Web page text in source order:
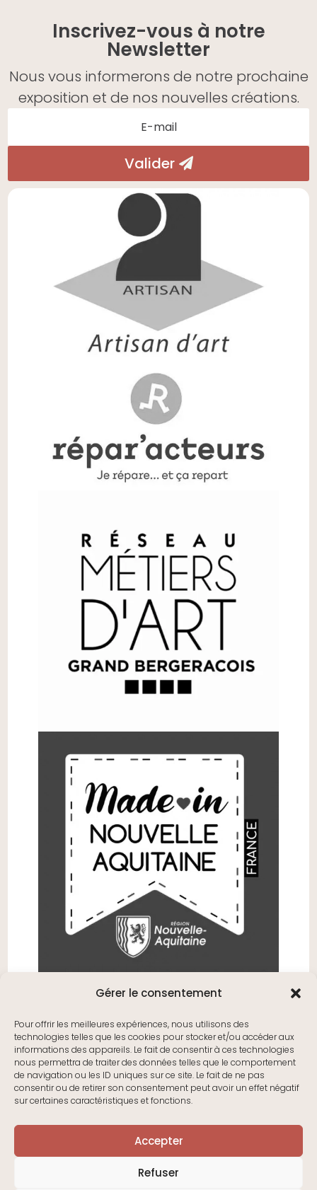
Gérer le consentement
Pour offrir les meilleures expériences, nous utilisons des
technologies telles que les cookies pour stocker et/ou accéder aux
informations des appareils. Le fait de consentir à ces technologies
nous permettra de traiter des données telles que le comportement
de navigation ou les ID uniques sur ce site. Le fait de ne pas
consentir ou de retirer son consentement peut avoir un effet négatif
sur certaines caractéristiques et fonctions.
Accepter
Refuser
Inscrivez-vous à notre
Newsletter
Nous vous informerons de notre prochaine
exposition et de nos nouvelles créations.
Valider